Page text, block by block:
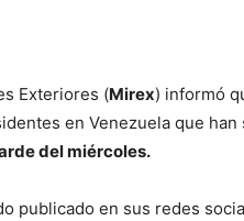
Exteriores (Mirex) informó
en Venezuela que
del miércoles.
publicado en sus redes